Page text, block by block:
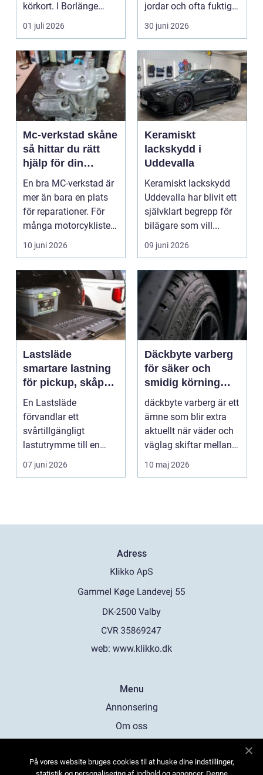
körkort. I Borlänge
finns flera al...
01 juli 2026
jordar och ofta fuktigt
väder. Valet ...
30 juni 2026
Mc-verkstad skåne
så hittar du rätt
hjälp för din
motorcykel
En bra MC-verkstad är
mer än bara en plats
för reparationer. För
många motorcyklister
handlar det om...
10 juni 2026
Keramiskt
lackskydd i
Uddevalla
Keramiskt lackskydd
Uddevalla har blivit ett
självklart begrepp för
bilägare som vill...
09 juni 2026
Lastsläde
smartare lastning
för pickup, skåpbil
och personbil
En Lastsläde
förvandlar ett
svårtillgängligt
lastutrymme till en
lättjobbad yta. Genom
att dra ut la...
07 juni 2026
Däckbyte varberg
för säker och
smidig körning
Året runt
däckbyte varberg är ett
ämne som blir extra
aktuellt när väder och
väglag skiftar mellan
sommar och ...
10 maj 2026
Adress
web: www.klikko.dk
Menu
Annonsering
Om oss
Kontakta oss
På vores website bruges cookies til at huske dine indstillinger,